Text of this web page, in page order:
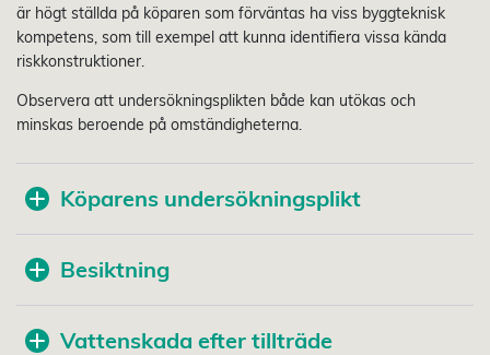
är högt ställda på köparen som förväntas ha viss byggteknisk
kompetens, som till exempel att kunna identifiera vissa kända
riskkonstruktioner.
Observera att undersökningsplikten både kan utökas och
minskas beroende på omständigheterna.
Köparens undersökningsplikt
Besiktning
Vattenskada efter tillträde